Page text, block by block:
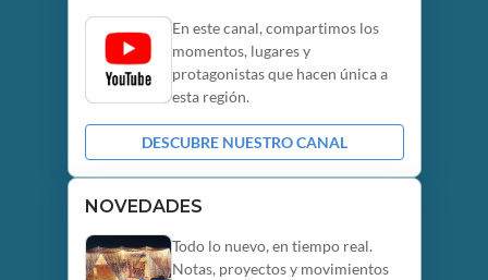
En este canal, compartimos los
momentos, lugares y
protagonistas que hacen única a
esta región.
DESCUBRE NUESTRO CANAL
NOVEDADES
Todo lo nuevo, en tiempo real.
Notas, proyectos y movimientos